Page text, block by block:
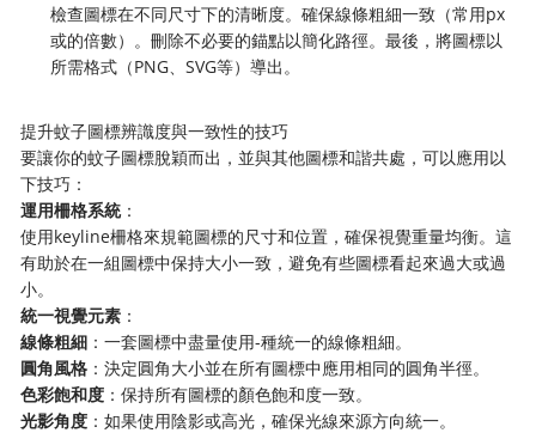
檢查圖標在不同尺寸下的清晰度。確保線條粗細一致（常用px
或的倍數）。刪除不必要的錨點以簡化路徑。最後，將圖標以
所需格式（PNG、SVG等）導出。
提升蚊子圖標辨識度與一致性的技巧
要讓你的蚊子圖標脫穎而出，並與其他圖標和諧共處，可以應用以
下技巧：
​運用柵格系統​​：
使用keyline柵格來規範圖標的尺寸和位置，確保視覺重量均衡。這
有助於在一組圖標中保持大小一致，避免有些圖標看起來過大或過
小。
​統一視覺元素​ ​：
​線條粗細​ ​：一套圖標中盡量使用-種統一的線條粗細。
​圓角風格​ ​：決定圓角大小並在所有圖標中應用相同的圓角半徑。
​色彩飽和度​ ​：保持所有圖標的顏色飽和度一致。
​光影角度​ ​：如果使用陰影或高光，確保光線來源方向統一。